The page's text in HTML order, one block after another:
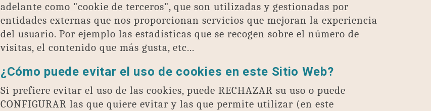
adelante como "cookie de terceros", que son utilizadas y gestionadas por
entidades externas que nos proporcionan servicios que mejoran la experiencia
del usuario. Por ejemplo las estadísticas que se recogen sobre el número de
visitas, el contenido que más gusta, etc...
¿Cómo puede evitar el uso de cookies en este Sitio Web?
Si prefiere evitar el uso de las cookies, puede RECHAZAR su uso o puede
CONFIGURAR las que quiere evitar y las que permite utilizar (en este